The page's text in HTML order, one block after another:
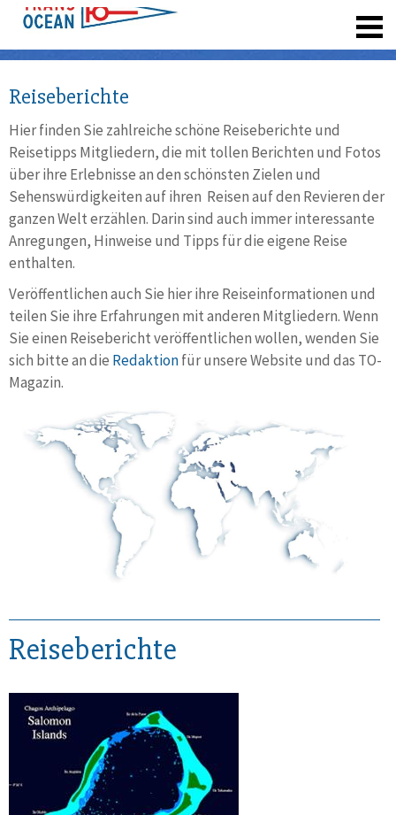
Reiseberichte
Hier finden Sie zahlreiche schöne Reiseberichte und
Reisetipps Mitgliedern, die mit tollen Berichten und Fotos
über ihre Erlebnisse an den schönsten Zielen und
Sehenswürdigkeiten auf ihren Reisen auf den Revieren der
ganzen Welt erzählen. Darin sind auch immer interessante
Anregungen, Hinweise und Tipps für die eigene Reise
enthalten.
Veröffentlichen auch Sie hier ihre Reiseinformationen und
teilen Sie ihre Erfahrungen mit anderen Mitgliedern. Wenn
Sie einen Reisebericht veröffentlichen wollen, wenden Sie
sich bitte an die Redaktionfür unsere Website und das TO-
Magazin.
Reiseberichte